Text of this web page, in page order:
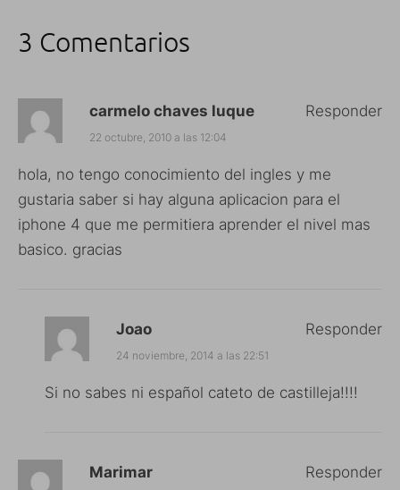
3 Comentarios
carmelo chaves luque
22 octubre, 2010 a las 12:04
hola, no tengo conocimiento del ingles y me
gustaria saber si hay alguna aplicacion para el
iphone 4 que me permitiera aprender el nivel mas
basico. gracias
Responder
Joao
24 noviembre, 2014 a las 22:51
Si no sabes ni español cateto de castilleja!!!!
Responder
Marimar Responder